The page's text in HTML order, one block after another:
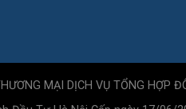
MẠI DỊCH VỤ TỔNG HỢP